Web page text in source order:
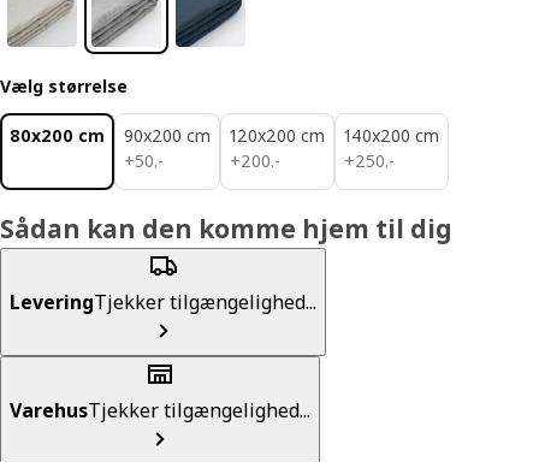
Vælg størrelse
80x200 cm
90x200 cm
+50.-
50.-
120x200 cm
+200.-
200.-
140x200 cm
+250.-
250.-
Sådan kan den komme hjem til dig
LeveringTjekker tilgængelighed...
VarehusTjekker tilgængelighed...